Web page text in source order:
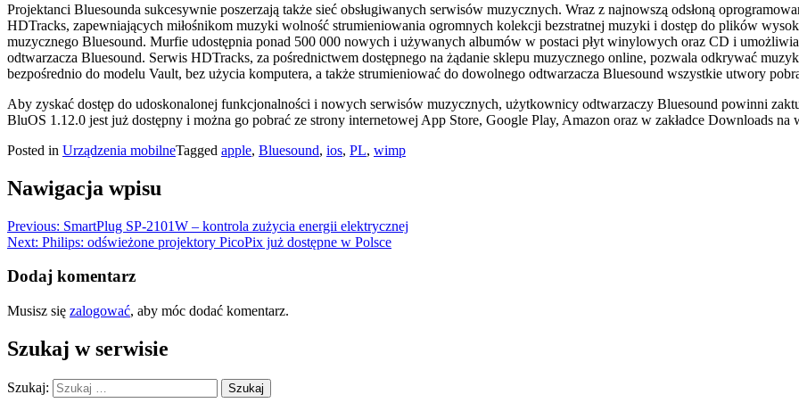
Projektanci Bluesounda sukcesywnie poszerzają także sieć obsługiwanych serwisów muzycznych. Wraz z najnowszą odsłoną
HDTracks, zapewniających miłośnikom muzyki wolność strumieniowania ogromnych kolekcji bezstratnej muzyki i dostęp do plików
muzycznego Bluesound. Murfie udostępnia ponad 500 000 nowych i używanych albumów w postaci płyt winylowych oraz CD i
odtwarzacza Bluesound. Serwis HDTracks, za pośrednictwem dostępnego na żądanie sklepu muzycznego online, pozwala odkrywać
bezpośrednio do modelu Vault, bez użycia komputera, a także strumieniować do dowolnego odtwarzacza Bluesound wszystkie utwory
Aby zyskać dostęp do udoskonalonej funkcjonalności i nowych serwisów muzycznych, użytkownicy odtwarzaczy Bluesound powinni
BluOS 1.12.0 jest już dostępny i można go pobrać ze strony internetowej App Store, Google Play, Amazon oraz w zakładce Downloads na
Posted in Urządzenia mobilneTagged apple, Bluesound, ios, PL, wimp
Nawigacja wpisu
Previous: SmartPlug SP-2101W – kontrola zużycia energii elektrycznej
Next: Philips: odświeżone projektory PicoPix już dostępne w Polsce
Dodaj komentarz
Musisz się zalogować, aby móc dodać komentarz.
Szukaj w serwisie
Szukaj: